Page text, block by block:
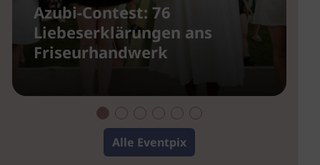
Azubi-Contest: 76
Liebeserklärungen ans
Friseurhandwerk
Alle Eventpix